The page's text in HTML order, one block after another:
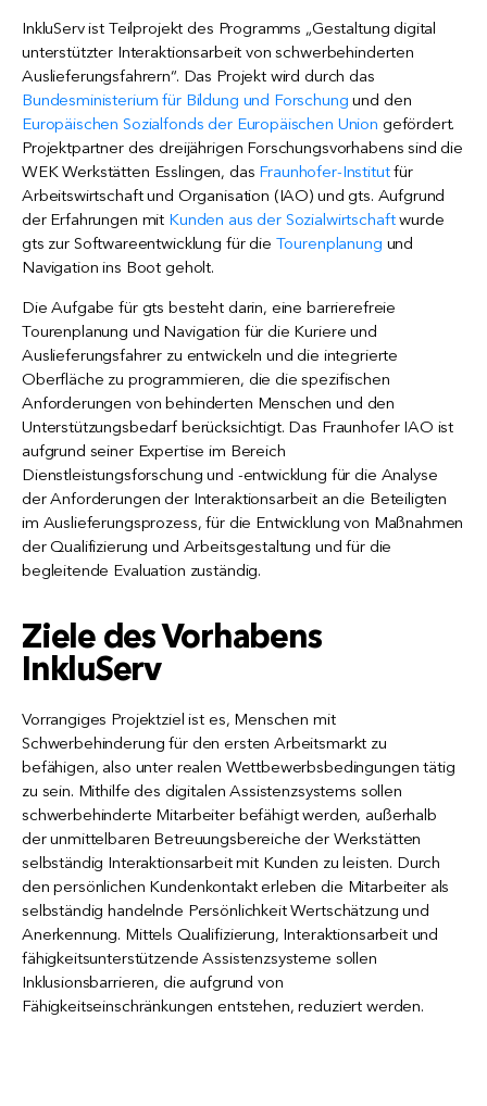
InkluServ ist Teilprojekt des Programms „Gestaltung digital
unterstützter Interaktionsarbeit von schwerbehinderten
Auslieferungsfahrern“. Das Projekt wird durch das
Bundesministerium für Bildung und Forschung und den
Europäischen Sozialfonds der Europäischen Union gefördert.
Projektpartner des dreijährigen Forschungsvorhabens sind die
WEK Werkstätten Esslingen, das Fraunhofer-Institutfür
Arbeitswirtschaft und Organisation (IAO) und gts. Aufgrund
der Erfahrungen mit Kunden aus der Sozialwirtschaftwurde
gts zur Softwareentwicklung für die Tourenplanung und
Navigation ins Boot geholt.
Die Aufgabe für gts besteht darin, eine barrierefreie
Tourenplanung und Navigation für die Kuriere und
Auslieferungsfahrer zu entwickeln und die integrierte
Oberfläche zu programmieren, die die spezifischen
Anforderungen von behinderten Menschen und den
Unterstützungsbedarf berücksichtigt. Das Fraunhofer IAO ist
aufgrund seiner Expertise im Bereich
Dienstleistungsforschung und -entwicklung für die Analyse
der Anforderungen der Interaktionsarbeit an die Beteiligten
im Auslieferungsprozess, für die Entwicklung von Maßnahmen
der Qualifizierung und Arbeitsgestaltung und für die
begleitende Evaluation zuständig.
Ziele des Vorhabens
InkluServ
Vorrangiges Projektziel ist es, Menschen mit
Schwerbehinderung für den ersten Arbeitsmarkt zu
befähigen, also unter realen Wettbewerbsbedingungen tätig
zu sein. Mithilfe des digitalen Assistenzsystems sollen
schwerbehinderte Mitarbeiter befähigt werden, außerhalb
der unmittelbaren Betreuungsbereiche der Werkstätten
selbständig Interaktionsarbeit mit Kunden zu leisten. Durch
den persönlichen Kundenkontakt erleben die Mitarbeiter als
selbständig handelnde Persönlichkeit Wertschätzung und
Anerkennung. Mittels Qualifizierung, Interaktionsarbeit und
fähigkeitsunterstützende Assistenzsysteme sollen
Inklusionsbarrieren, die aufgrund von
Fähigkeitseinschränkungen entstehen, reduziert werden.